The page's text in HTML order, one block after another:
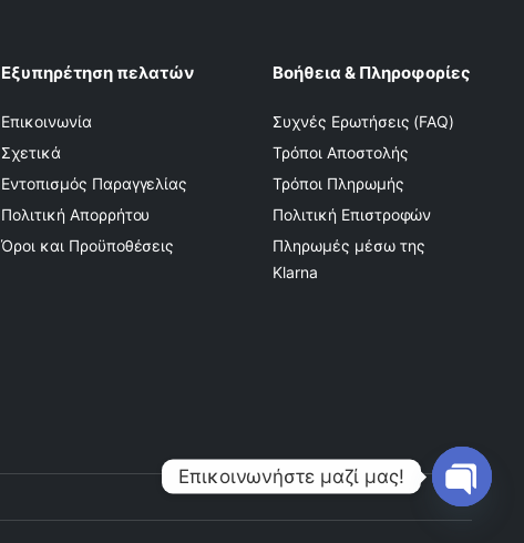
Εξυπηρέτηση πελατών
Επικοινωνία
Σχετικά
Εντοπισμός Παραγγελίας
Πολιτική Απορρήτου
Όροι και Προϋποθέσεις
Βοήθεια & Πληροφορίες
Συχνές Ερωτήσεις (FAQ)
Τρόποι Αποστολής
Τρόποι Πληρωμής
Πολιτική Επιστροφών
Πληρωμές μέσω της
Klarna
Επικοινωνήστε μαζί μας!
Open